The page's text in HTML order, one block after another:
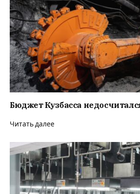
Бюджет Кузбасса
Читать далее